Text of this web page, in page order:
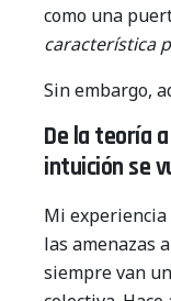
como una
característica
Sin embargo,
De la teoría
intuición se
Mi experiencia
las amenazas
siempre van